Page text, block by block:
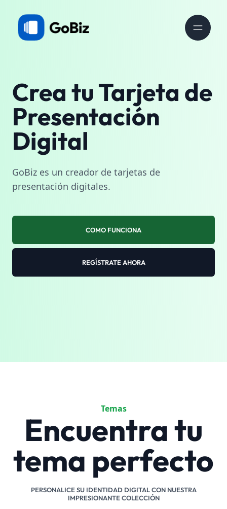
Crea tu Tarjeta de
Presentación
Digital
GoBiz es un creador de tarjetas de
presentación digitales.
COMO FUNCIONA
REGÍSTRATE AHORA
Temas
Encuentra tu
tema perfecto
PERSONALICE SU IDENTIDAD DIGITAL CON NUESTRA
IMPRESIONANTE COLECCIÓN